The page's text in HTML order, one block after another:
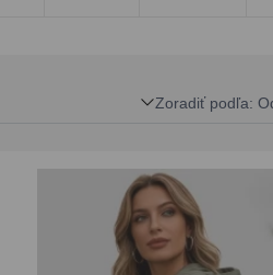
Zoradiť podľa: